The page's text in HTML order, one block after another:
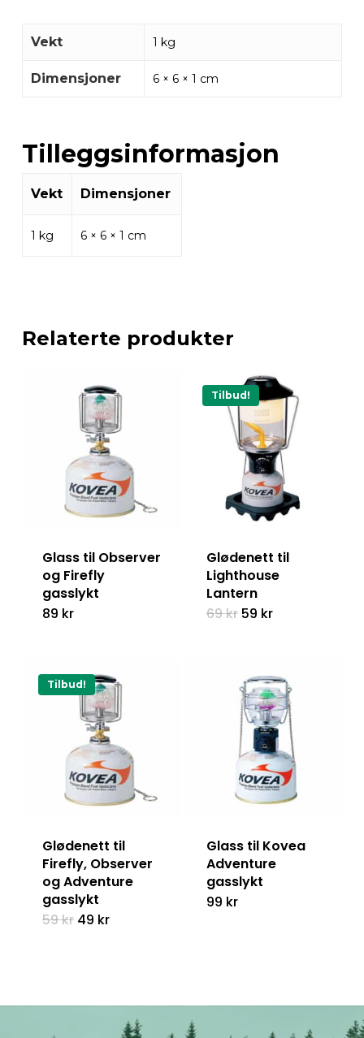
Vekt 1 kg
Dimensjoner 6 × 6 × 1 cm
Tilleggsinformasjon
Vekt Dimensjoner
1 kg 6 × 6 × 1 cm
Relaterte produkter
Glass til Observer
og Firefly
gasslykt
89 kr
Tilbud!
Glødenett til
Lighthouse
Lantern
69kr Opprinnelig
59 krNåværende
Tilbud!
Glødenett til
Firefly, Observer
og Adventure
gasslykt
59kr Opprinnelig
49 krNåværende
Glass til Kovea
Adventure
gasslykt
99 kr